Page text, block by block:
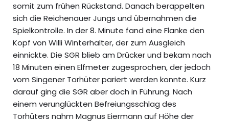
somit zum frühen Rückstand. Danach berappelten
sich die Reichenauer Jungs und übernahmen die
Spielkontrolle. In der 8. Minute fand eine Flanke den
Kopf von Willi Winterhalter, der zum Ausgleich
einnickte. Die SGR blieb am Drücker und bekam nach
18 Minuten einen Elfmeter zugesprochen, der jedoch
vom Singener Torhüter pariert werden konnte. Kurz
darauf ging die SGR aber doch in Führung. Nach
einem verunglückten Befreiungsschlag des
Torhüters nahm Magnus Eiermann auf Höhe der